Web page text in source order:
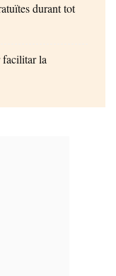
durant tot
facilitar la